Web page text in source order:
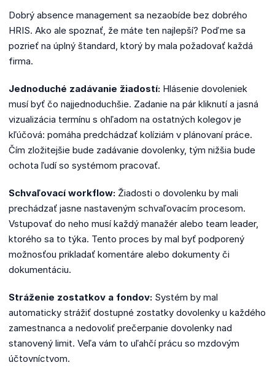
Dobrý absence management sa nezaobíde bez dobrého
HRIS. Ako ale spoznať, že máte ten najlepší? Poďme sa
pozrieť na úplný štandard, ktorý by mala požadovať každá
firma.
Jednoduché zadávanie žiadostí: Hlásenie dovoleniek
musí byť čo najjednoduchšie. Zadanie na pár kliknutí a jasná
vizualizácia termínu s ohľadom na ostatných kolegov je
kľúčová: pomáha predchádzať kolíziám v plánovaní práce.
Čím zložitejšie bude zadávanie dovolenky, tým nižšia bude
ochota ľudí so systémom pracovať.
Schvaľovací workflow: Žiadosti o dovolenku by mali
prechádzať jasne nastaveným schvaľovacím procesom.
Vstupovať do neho musí každý manažér alebo team leader,
ktorého sa to týka. Tento proces by mal byť podporený
možnosťou prikladať komentáre alebo dokumenty či
dokumentáciu.
Stráženie zostatkov a fondov: Systém by mal
automaticky strážiť dostupné zostatky dovolenky u každého
zamestnanca a nedovoliť prečerpanie dovolenky nad
stanovený limit. Veľa vám to uľahčí prácu so mzdovým
účtovníctvom.